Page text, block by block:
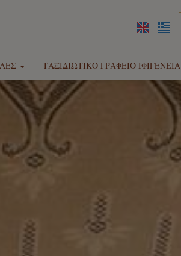
by Ifigenia
by Ifigenia
ΤΑΞΙΔΙΩΤΙΚΌ ΓΡΑΦΕΊΟ ΙΦΙΓΈΝΕΙΑ
Ξενοδοχεία
Ενοικιάσεις αυτοκινήτων
Ημερήσιες κρουαζιέρες